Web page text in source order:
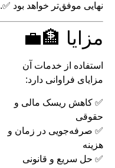
نهایی موفق‌تر خواهد بود ✅.
مزایا 🏦💼
استفاده از خدمات آن
مزایای فراوانی دارد:
✅ کاهش ریسک مالی و
حقوقی
✅ صرفه‌جویی در زمان و
هزینه
✅ حل سریع و قانونی